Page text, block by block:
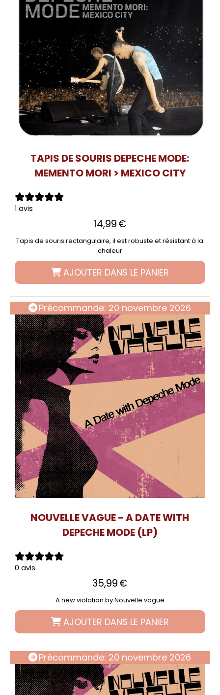
TAPIS DE SOURIS DEPECHE MODE:
MEMENTO MORI > MEXICO CITY
1 avis
14,99€
Tapis de souris rectangulaire, il est robuste et résistant à la
chaleur
AJOUTER DANS LE PANIER
Précommande: 20 novembre 2026
NOUVELLE VAGUE - A DATE WITH
DEPECHE MODE (LP)
0 avis
35,99€
A new violation by Nouvelle vague
AJOUTER DANS LE PANIER
Précommande: 20 novembre 2026